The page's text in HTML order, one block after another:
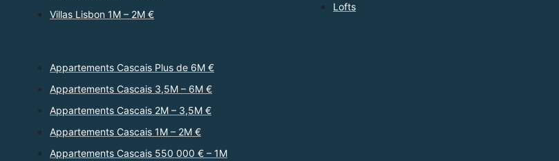
Villas Lisbon 1M – 2M €
Appartements Cascais Plus de 6M €
Appartements Cascais 3,5M – 6M €
Appartements Cascais 2M – 3,5M €
Appartements Cascais 1M – 2M €
Appartements Cascais 550 000 € – 1M
Lofts